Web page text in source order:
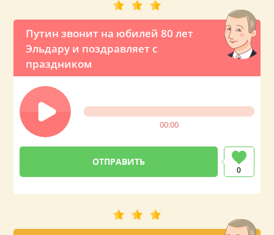
Путин звонит на юбилей 80 лет
Эльдару и поздравляет с
праздником
00:00
0